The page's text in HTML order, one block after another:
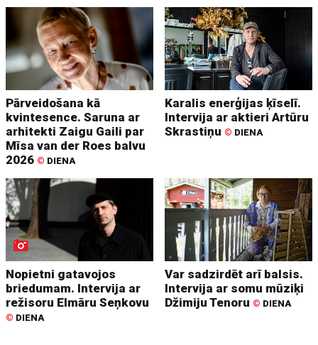
Pārveidošana kā
kvintesence. Saruna ar
arhitekti Zaigu Gaili par
Mīsa van der Roes balvu
2026 © DIENA
Karalis enerģijas ķīselī.
Intervija ar aktieri Artūru
Skrastiņu © DIENA
Nopietni gatavojos
briedumam. Intervija ar
režisoru Elmāru Seņkovu
© DIENA
Var sadzirdēt arī balsis.
Intervija ar somu mūziķi
Džimiju Tenoru © DIENA